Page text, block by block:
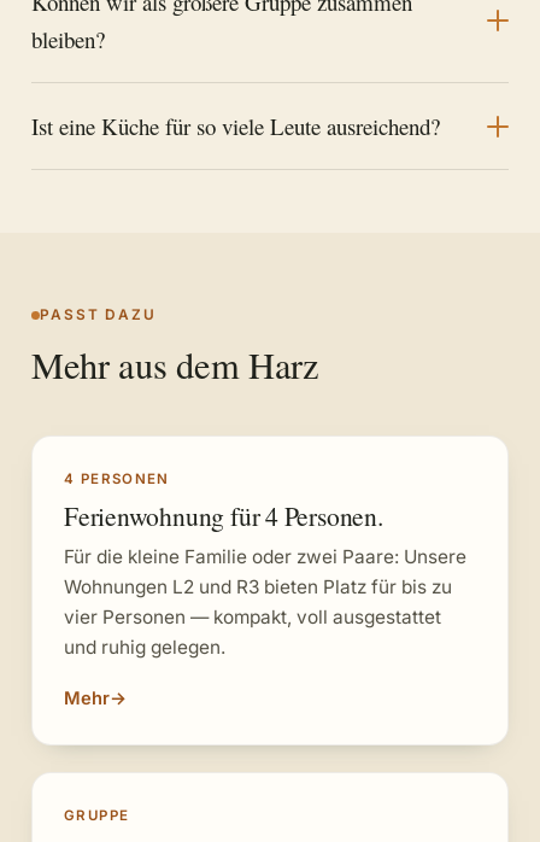
bleiben?
Ist eine Küche für so viele Leute ausreichend?
PASST DAZU
Mehr aus dem Harz
4 PERSONEN
Ferienwohnung für 4 Personen.
Für die kleine Familie oder zwei Paare: Unsere
Wohnungen L2 und R3 bieten Platz für bis zu
vier Personen — kompakt, voll ausgestattet
und ruhig gelegen.
Mehr→
GRUPPE